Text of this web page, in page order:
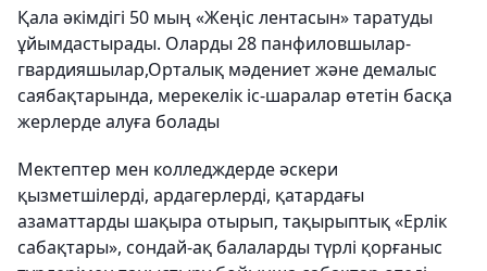
Қала әкімдігі 50 мың «Жеңіс лентасын» таратуды
ұйымдастырады. Оларды 28 панфиловшылар-
гвардияшылар,Орталық мәдениет және демалыс
саябақтарында, мерекелік іс-шаралар өтетін басқа
жерлерде алуға болады
Мектептер мен колледждерде әскери
қызметшілерді, ардагерлерді, қатардағы
азаматтарды шақыра отырып, тақырыптық «Ерлік
сабақтары», сондай-ақ балаларды түрлі қорғаныс